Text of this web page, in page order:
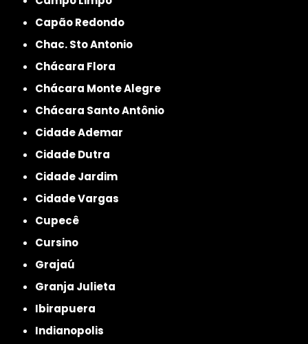
Capão Redondo
Chac. Sto Antonio
Chácara Flora
Chácara Monte Alegre
Chácara Santo Antônio
Cidade Ademar
Cidade Dutra
Cidade Jardim
Cidade Vargas
Cupecê
Cursino
Grajaú
Granja Julieta
Ibirapuera
Indianopolis